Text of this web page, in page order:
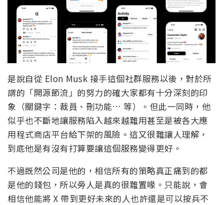
是說自從 Elon Musk 接手這個社群服務以後，對於所
謂的「開源節流」的努力的確大家都有十分深刻的印
象（關鍵字：裁員、刪功能… 等）。但此一同時，他
似乎也不斷地讓服務陷入越來越難用甚至是被各大應
用程式商店平台給下架的風險。這又很難讓人理解，
到底他是有沒有打算要讓這個服務變得更好。
不過既然公司是他的，相信所有的策略真正痛到的都
是他的錢包，所以旁人是真的很難置喙。只能說，會
相信他能將 X 帶到更好未來的人也許還是可以按兵不